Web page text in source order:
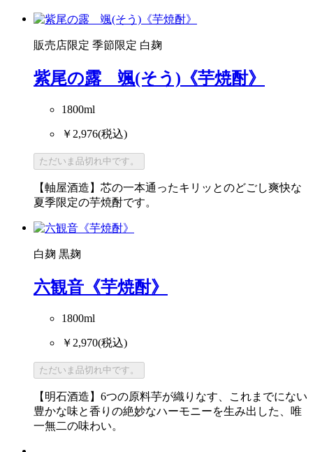
販売店限定 季節限定 白麹
紫尾の露 颯(そう)《芋焼酎》
1800ml
￥2,976(税込)
ただいま品切れ中です。
【軸屋酒造】芯の一本通ったキリッとのどごし爽快な
夏季限定の芋焼酎です。
白麹 黒麹
六観音《芋焼酎》
1800ml
￥2,970(税込)
ただいま品切れ中です。
【明石酒造】6つの原料芋が織りなす、これまでにない
豊かな味と香りの絶妙なハーモニーを生み出した、唯
一無二の味わい。